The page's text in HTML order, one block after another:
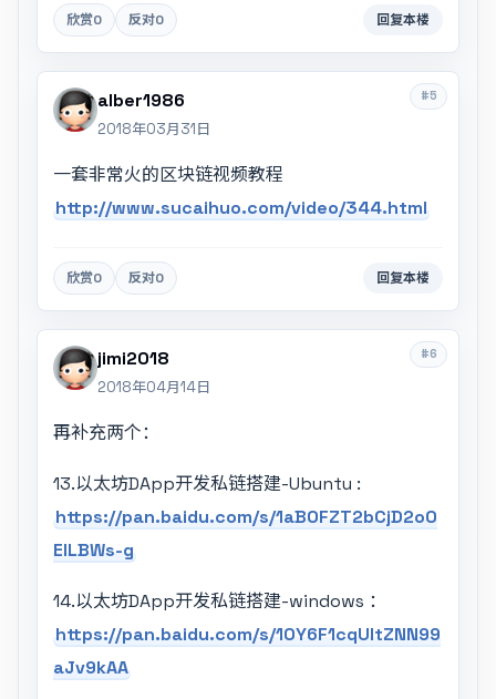
欣赏0 反对0 回复本楼
#5
alber1986
2018年03月31日
一套非常火的区块链视频教程
http://www.sucaihuo.com/video/344.html
欣赏0 反对0 回复本楼
#6
jimi2018
2018年04月14日
再补充两个：
13.以太坊DApp开发私链搭建-Ubuntu :
https://pan.baidu.com/s/1aBOFZT2bCjD2o0
EILBWs-g
14.以太坊DApp开发私链搭建-windows ：
https://pan.baidu.com/s/10Y6F1cqUltZNN99
aJv9kAA